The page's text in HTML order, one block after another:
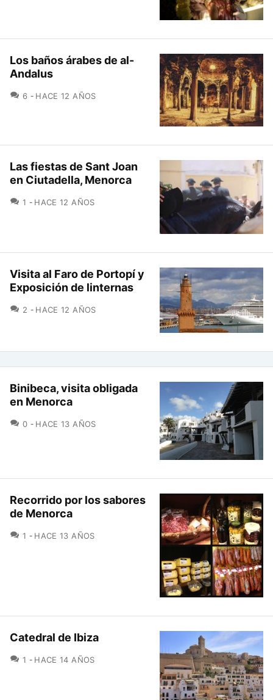
Los baños árabes de al-
Andalus
6 COMENTARIOS
HACE 12 AÑOS
Las fiestas de Sant Joan
en Ciutadella, Menorca
1 COMENTARIOS
HACE 12 AÑOS
Visita al Faro de Portopí y
Exposición de linternas
2 COMENTARIOS
HACE 12 AÑOS
Binibeca, visita obligada
en Menorca
0 COMENTARIOS
HACE 13 AÑOS
Recorrido por los sabores
de Menorca
1 COMENTARIOS
HACE 13 AÑOS
Catedral de Ibiza
1 COMENTARIOS
HACE 14 AÑOS